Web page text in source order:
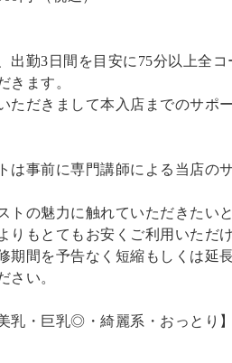
出勤3日間を目安に75分以上全コ
きます。
ただきまして本入店までのサポ
は事前に専門講師による当店の
トの魅力に触れていただきたい
りもとてもお安くご利用いただけ
期間を予告なく短縮もしくは延
さい。
乳・巨乳◎・綺麗系・おっとり】